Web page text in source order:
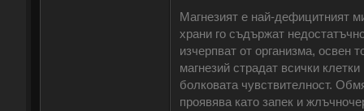
Магнезият е най-дефицитният
храни го съдържат
изчерпват от организма, освен
магнезий страдат всички
болковата чувствителност.
проявява като запек и